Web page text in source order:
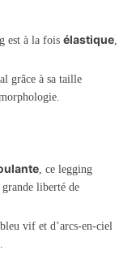
est à la fois élastique,
grâce à sa taille
, ce legging
liberté de
vif et d’arcs-en-ciel